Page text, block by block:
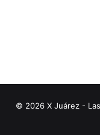
© 2026 X Juárez -